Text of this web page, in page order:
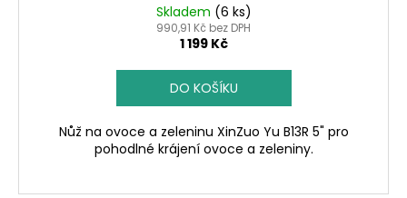
Skladem (6 ks)
990,91 Kč bez DPH
1 199 Kč
DO KOŠÍKU
Nůž na ovoce a zeleninu XinZuo Yu B13R 5" pro
pohodlné krájení ovoce a zeleniny.